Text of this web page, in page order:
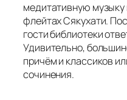
медитативную
флейтах Сякухати.
гости библиотеки
Удивительно,
причём и классиков
сочинения.